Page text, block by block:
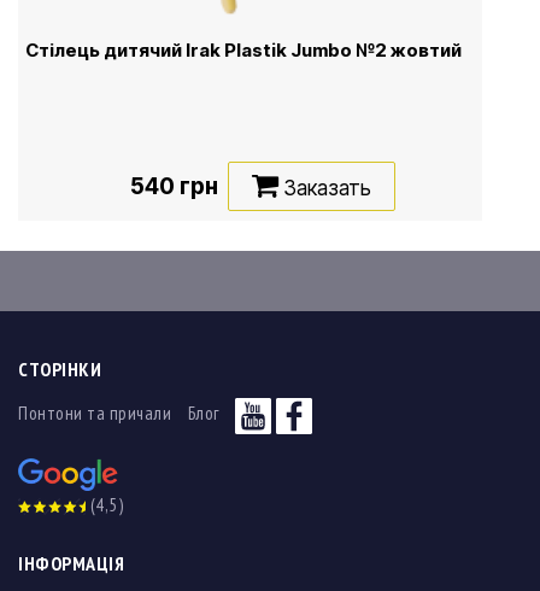
Стілець дитячий Irak Plastik Jumbo №2 жовтий
540 грн Заказать
СТОРІНКИ
Понтони та причали Блог
(4,5)
ІНФОРМАЦІЯ